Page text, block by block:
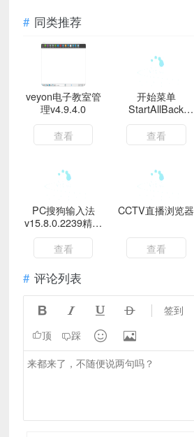
同类推荐
veyon电子教室管
理v4.9.4.0
查看
开始菜单
StartAllBack
v3.9.21.5352绿色
版
查看
PC搜狗输入法
v15.8.0.2239精简
版
查看
CCTV直播浏览器
查看
评论列表
    签到
顶 踩  